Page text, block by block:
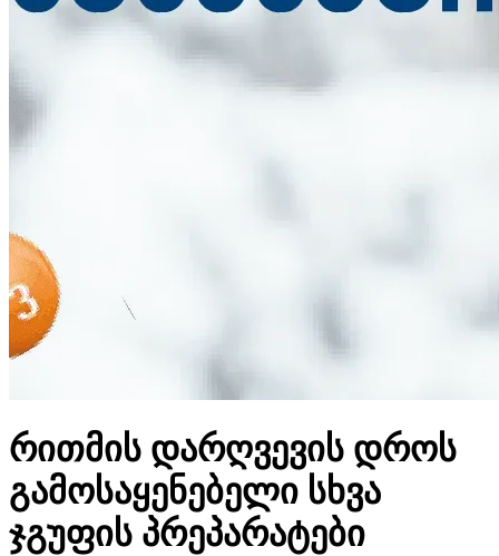
რითმის დარღვევის დროს
გამოსაყენებელი სხვა
ჯგუფის პრეპარატები